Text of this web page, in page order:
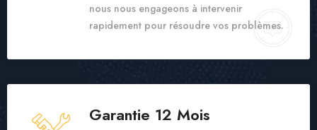
nous nous engageons à intervenir
rapidement pour résoudre vos problèmes.
Garantie 12 Mois